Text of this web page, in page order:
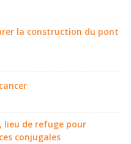
la construction du pont
lieu de refuge pour
conjugales